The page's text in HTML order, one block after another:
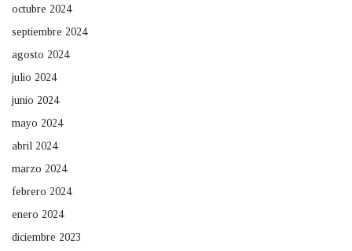
octubre 2024
septiembre 2024
agosto 2024
julio 2024
junio 2024
mayo 2024
abril 2024
marzo 2024
febrero 2024
enero 2024
diciembre 2023